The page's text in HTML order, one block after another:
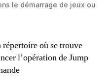
le démarrage de jeux ou
où se trouve
l’opération de Jump